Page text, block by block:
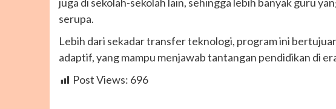
serupa.
Lebih dari sekadar transfer teknologi, program ini
adaptif, yang mampu menjawab tantangan pendidikan di
Post Views: 696